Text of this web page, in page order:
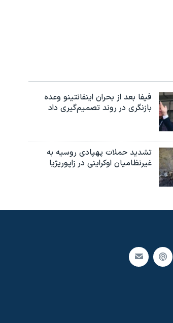
فیفا بعد از بحران اینفانتینو وعده
بازنگری در روند تصمیم‌گیری داد
تشدید حملات پهپادی روسیه به
غیرنظامیان اوکراینی در زاپوریژیا